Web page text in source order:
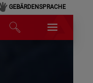
GEBÄRDENSPRACHE